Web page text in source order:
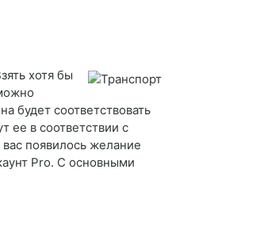
хотя бы
будет соответствовать
ее в соответствии с
появилось желание
Pro. С основными